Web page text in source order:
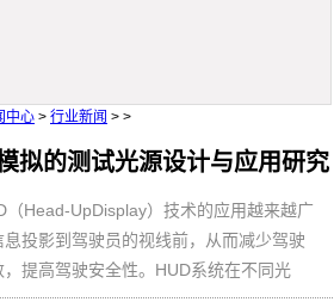
中心 > 行业新闻 > >
拟的测试光源设计与应用研究
（Head-UpDisplay）技术的应用越来越广
投影到驾驶员的视线前，从而减少驾驶
提高驾驶安全性。HUD系统在不同光